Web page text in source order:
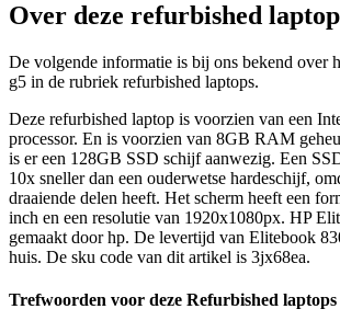
Over deze refurbished laptop
De volgende informatie is bij ons bekend over
g5 in de rubriek refurbished laptops.
Deze refurbished laptop is voorzien van een
processor. En is voorzien van 8GB RAM
is er een 128GB SSD schijf aanwezig. Een
10x sneller dan een ouderwetse hardeschijf,
draaiende delen heeft. Het scherm heeft een
inch en een resolutie van 1920x1080px. HP
gemaakt door hp. De levertijd van Elitebook
huis. De sku code van dit artikel is 3jx68ea.
Trefwoorden voor deze Refurbished laptops